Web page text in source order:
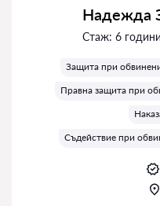
Надежда
Стаж: 6 години
Защита при
Правна защита при
Съдействие при